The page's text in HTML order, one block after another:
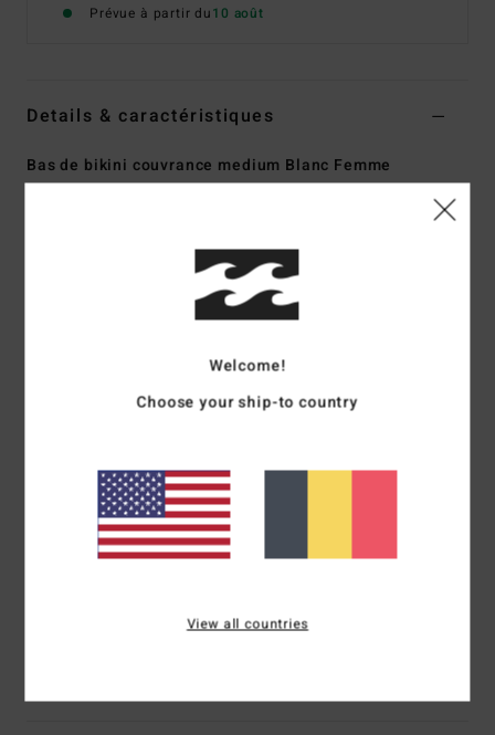
Prévue à partir du10 août
Details & caractéristiques
Bas de bikini couvrance medium Blanc Femme
collection Salt & Sol
taille basse
hanches
Système de fermeture :pas de système fermeture
Couvrance :couvrance normale
Logo :plaque en métal avec logo centrée dans le dos
Welcome!
Choose your ship-to country
View all countries